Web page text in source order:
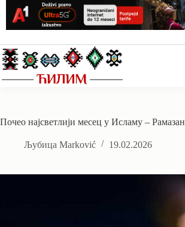
content
Почео најсветлији месец у Исламу – Рамазан
Љубица Marković 19.02.2026